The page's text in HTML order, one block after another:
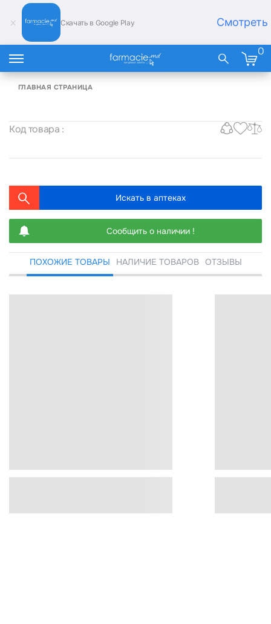
Скачать в Google Play Смотреть
0
ГЛАВНАЯ СТРАНИЦА
Код товара :
Искать в аптеках
Сообщить о наличии !
ПОХОЖИЕ ТОВАРЫ НАЛИЧИЕ ТОВАРОВ ОТЗЫВЫ